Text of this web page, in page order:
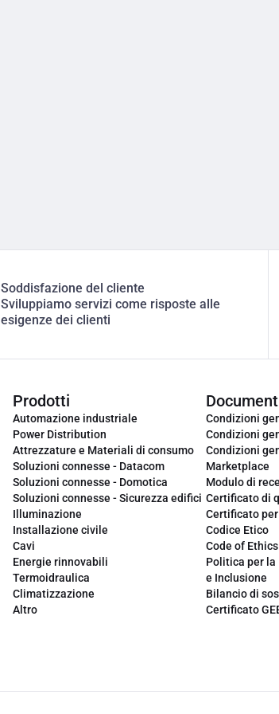
Soddisfazione del cliente
Sviluppiamo servizi come risposte alle
esigenze dei clienti
Prodotti
Automazione industriale
Power Distribution
Attrezzature e Materiali di consumo
Soluzioni connesse - Datacom
Soluzioni connesse - Domotica
Soluzioni connesse - Sicurezza edifici
Illuminazione
Installazione civile
Cavi
Energie rinnovabili
Termoidraulica
Climatizzazione
Altro
Condizioni
Condizioni
Condizioni
Marketplace
Modulo di
Certificato di
Certificato
Codice Etico
Code of Ethics
Politica per la
e Inclusione
Bilancio di
Certificato